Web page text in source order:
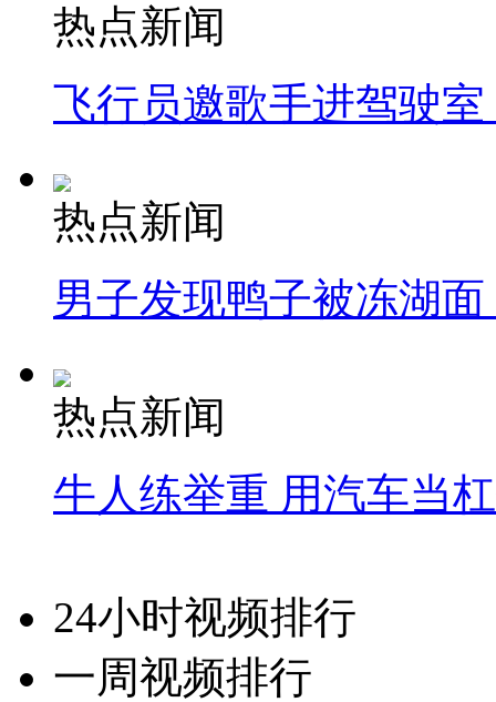
热点新闻
飞行员邀歌手进驾驶
热点新闻
男子发现鸭子被冻湖
热点新闻
牛人练举重 用汽车当
24小时视频排行
一周视频排行